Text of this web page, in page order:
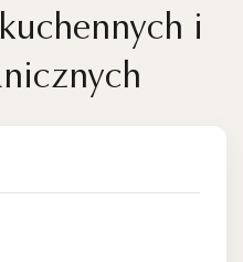
i
i